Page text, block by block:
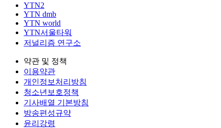
YTN2
YTN dmb
YTN world
YTN서울타워
저널리즘 연구소
약관 및 정책
이용약관
개인정보처리방침
청소년보호정책
기사배열 기본방침
방송편성규약
윤리강령